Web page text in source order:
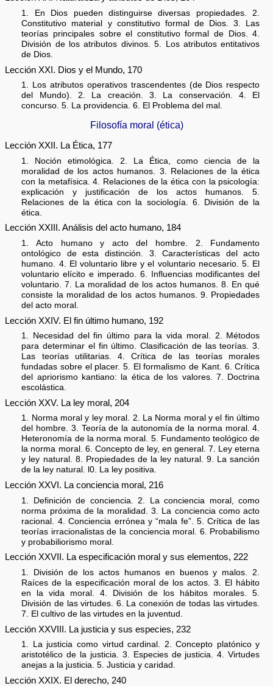
1. En Dios pueden distinguirse diversas propiedades. 2.
Constitutivo material y constitutivo formal de Dios. 3. Las
teorías principales sobre el constitutivo formal de Dios. 4.
División de los atributos divinos. 5. Los atributos entitativos
de Dios.
Lección XXI. Dios y el Mundo, 170
1. Los atributos operativos trascendentes (de Dios respecto
del Mundo). 2. La creación. 3. La conservación. 4. El
concurso. 5. La providencia. 6. El Problema del mal.
Filosofía moral (ética)
Lección XXII. La Ética, 177
1. Noción etimológica. 2. La Ética, como ciencia de la
moralidad de los actos humanos. 3. Relaciones de la ética
con la metafísica. 4. Relaciones de la ética con la psicología:
explicación y justificación de los actos humanos. 5.
Relaciones de la ética con la sociología. 6. División de la
ética.
Lección XXIII. Análisis del acto humano, 184
1. Acto humano y acto del hombre. 2. Fundamento
ontológico de esta distinción. 3. Características del acto
humano. 4. El voluntario libre y el voluntario necesario. 5. El
voluntario elícito e imperado. 6. Influencias modificantes del
voluntario. 7. La moralidad de los actos humanos. 8. En qué
consiste la moralidad de los actos humanos. 9. Propiedades
del acto moral.
Lección XXIV. El fin último humano, 192
1. Necesidad del fin último para la vida moral. 2. Métodos
para determinar el fin último. Clasificación de las teorías. 3.
Las teorías utilitarias. 4. Crítica de las teorías morales
fundadas sobre el placer. 5. El formalismo de Kant. 6. Crítica
del apriorismo kantiano: la ética de los valores. 7. Doctrina
escolástica.
Lección XXV. La ley moral, 204
1. Norma moral y ley moral. 2. La Norma moral y el fin último
del hombre. 3. Teoría de la autonomía de la norma moral. 4.
Heteronomía de la norma moral. 5. Fundamento teológico de
la norma moral. 6. Concepto de ley, en general. 7. Ley eterna
y ley natural. 8. Propiedades de la ley natural. 9. La sanción
de la ley natural. l0. La ley positiva.
Lección XXVI. La conciencia moral, 216
1. Definición de conciencia. 2. La conciencia moral, como
norma próxima de la moralidad. 3. La conciencia como acto
racional. 4. Conciencia errónea y “mala fe”. 5. Crítica de las
teorías irracionalistas de la conciencia moral. 6. Probabilismo
y probabiliorismo moral.
Lección XXVII. La especificación moral y sus elementos, 222
1. División de los actos humanos en buenos y malos. 2.
Raíces de la especificación moral de los actos. 3. El hábito
en la vida moral. 4. División de los hábitos morales. 5.
División de las virtudes. 6. La conexión de todas las virtudes.
7. El cultivo de las virtudes en la juventud.
Lección XXVIII. La justicia y sus especies, 232
1. La justicia como virtud cardinal. 2. Concepto platónico y
aristotélico de la justicia. 3. Especies de justicia. 4. Virtudes
anejas a la justicia. 5. Justicia y caridad.
Lección XXIX. El derecho, 240